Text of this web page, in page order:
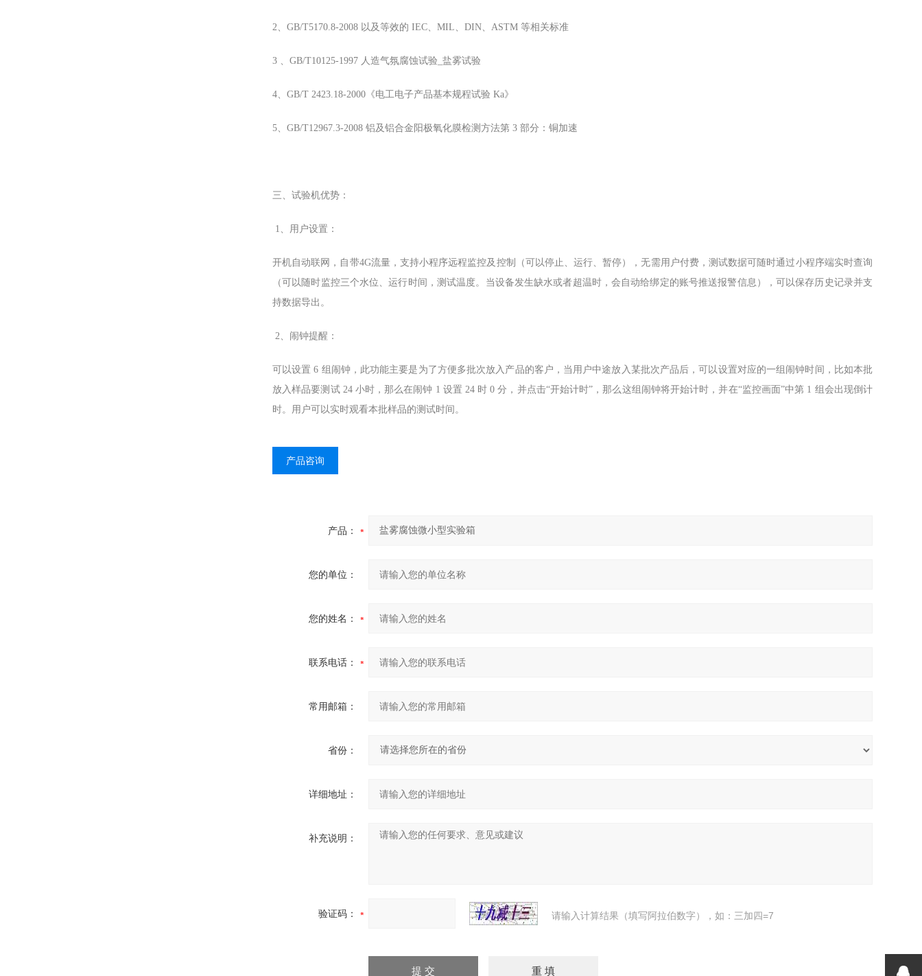
2、GB/T5170.8-2008 以及等效的 IEC、MIL、DIN、ASTM 等相关标准
3 、GB/T10125-1997 人造气氛腐蚀试验_盐雾试验
4、GB/T 2423.18-2000《电工电子产品基本规程试验 Ka》
5、GB/T12967.3-2008 铝及铝合金阳极氧化膜检测方法第 3 部分：铜加速
三、试验机优势：
1、用户设置：
开机自动联网，自带4G流量，支持小程序远程监控及控制（可以停止、运行、暂停），无需用户付费，测试数据可随时通过小程序端实时查询
（可以随时监控三个水位、运行时间，测试温度。当设备发生缺水或者超温时，会自动给绑定的账号推送报警信息），可以保存历史记录并支
持数据导出。
2、闹钟提醒：
可以设置 6 组闹钟，此功能主要是为了方便多批次放入产品的客户，当用户中途放入某批次产品后，可以设置对应的一组闹钟时间，比如本批
放入样品要测试 24 小时，那么在闹钟 1 设置 24 时 0 分，并点击“开始计时”，那么这组闹钟将开始计时，并在“监控画面”中第 1 组会出现倒计
时。用户可以实时观看本批样品的测试时间。
产品咨询
产品：
您的单位：
您的姓名：
联系电话：
常用邮箱：
省份：
详细地址：
补充说明：
验证码： 请输入计算结果（填写阿拉伯数字），如：三加四=7